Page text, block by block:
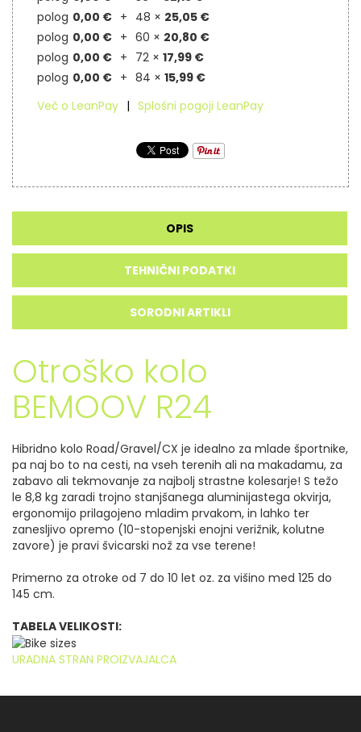
polog 0,00 € 48 × 25,05 €
polog 0,00 € 60 × 20,80 €
polog 0,00 € 72 × 17,99 €
polog 0,00 € 84 × 15,99 €
Več o LeanPay
Splošni pogoji LeanPay
OPIS
TEHNIČNI PODATKI
SORODNI ARTIKLI
Otroško kolo
BEMOOV R24
Hibridno kolo Road/Gravel/CX je idealno za mlade športnike,
pa naj bo to na cesti, na vseh terenih ali na makadamu, za
zabavo ali tekmovanje za najbolj strastne kolesarje! S težo
le 8,8 kg zaradi trojno stanjšanega aluminijastega okvirja,
ergonomijo prilagojeno mladim prvakom, in lahko ter
zanesljivo opremo (10-stopenjski enojni verižnik, kolutne
zavore) je pravi švicarski nož za vse terene!
Primerno za otroke od 7 do 10 let oz. za višino med 125 do
145 cm.
TABELA VELIKOSTI:
URADNA STRAN PROIZVAJALCA